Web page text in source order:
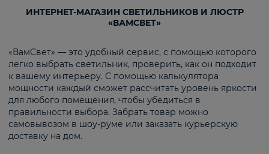
ИНТЕРНЕТ-МАГАЗИН СВЕТИЛЬНИКОВ И ЛЮСТР
«ВАМСВЕТ»
«ВамСвет» — это удобный сервис, с помощью которого
легко выбрать светильник, проверить, как он подходит
к вашему интерьеру. С помощью калькулятора
мощности каждый сможет рассчитать уровень яркости
для любого помещения, чтобы убедиться в
правильности выбора. Забрать товар можно
самовывозом в шоу-руме или заказать курьерскую
доставку на дом.